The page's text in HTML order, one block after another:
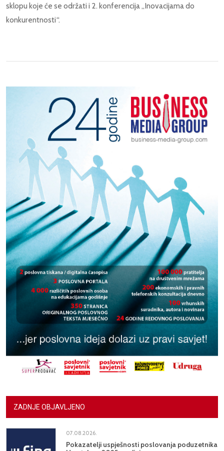
sklopu koje će se održati i 2. konferencija „Inovacijama do
konkurentnosti“.
ZADNJE OBJAVLJENO
07.08.2026.
Pokazatelji uspješnosti poslovanja poduzetnika